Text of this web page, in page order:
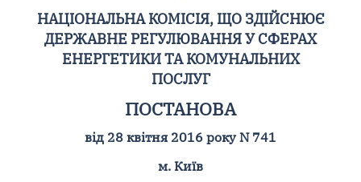
НАЦІОНАЛЬНА КОМІСІЯ, ЩО ЗДІЙСНЮЄ
ДЕРЖАВНЕ РЕГУЛЮВАННЯ У СФЕРАХ
ЕНЕРГЕТИКИ ТА КОМУНАЛЬНИХ
ПОСЛУГ
ПОСТАНОВА
від 28 квітня 2016 року N 741
м. Київ